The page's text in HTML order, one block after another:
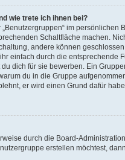
wie trete ich ihnen bei?
im persönlichen
Schaltfläche machen.
andere können
einfach durch die entsprechende
dich für sie bewerben. Ein
du in die Gruppe
er wird einen Grund dafür
durch die Board-
erstellen möchtest,